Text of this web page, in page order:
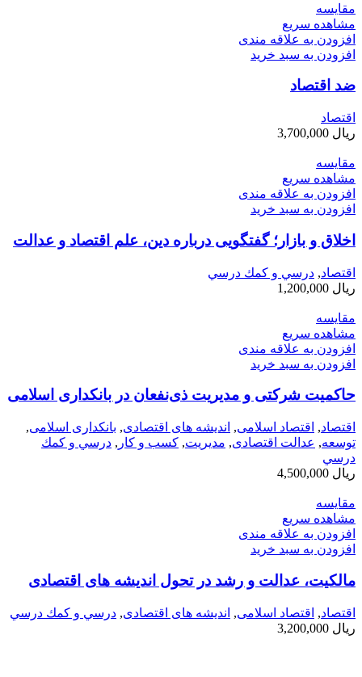
مقایسه
مشاهده سریع
افزودن به علاقه مندی
افزودن به سبد خرید
ضد اقتصاد
اقتصاد
ریال
مقایسه
مشاهده سریع
افزودن به علاقه مندی
افزودن به سبد خرید
اخلاق و بازار؛ گفتگویی درباره دین، علم اقتصاد و عدالت
اقتصاد, درسي و كمك درسي
ریال
مقایسه
مشاهده سریع
افزودن به علاقه مندی
افزودن به سبد خرید
حاکمیت شرکتی و مدیریت ذی‌نفعان در بانکداری اسلامی
اقتصاد, اقتصاد اسلامی, اندیشه های اقتصادی, بانکداری اسلامی,
توسعه, عدالت اقتصادی, مديريت, کسب و کار , درسي و كمك
درسي
ریال
مقایسه
مشاهده سریع
افزودن به علاقه مندی
افزودن به سبد خرید
مالکیت، عدالت و رشد در تحول اندیشه های اقتصادی
اقتصاد, اقتصاد اسلامی, اندیشه های اقتصادی, درسي و كمك درسي
ریال